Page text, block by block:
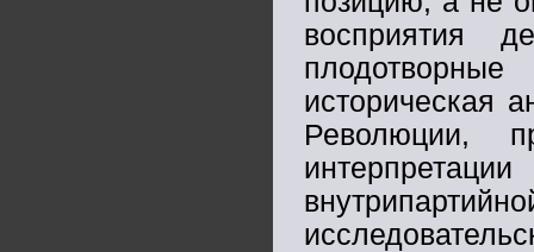
восприятия
историческая
Революции,